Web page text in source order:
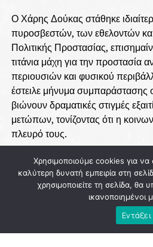
Ο Χάρης Δούκας στάθηκε
πυροσβεστών, των εθελοντών
Πολιτικής Προστασίας,
τιτάνια μάχη για την
περιουσιών και φυσικού
έστειλε μήνυμα συμπαράστασης
βιώνουν δραματικές στιγμές
μετώπων, τονίζοντας ότι η
πλευρό τους.
Ιδιαίτερη βαρύτητα δίνει,
της πρόληψης και της
κλιματική κρίση,
διαμορφώνονται απαιτούν
μεγαλύτερη ανθεκτικότητα και
Χρησιμοποιούμε cookies για
καλύτερη δυνατή εμπειρία στη
χρησιμοποιείτε τη σελίδα, θα
ικανοποιημένοι
Εντάξει